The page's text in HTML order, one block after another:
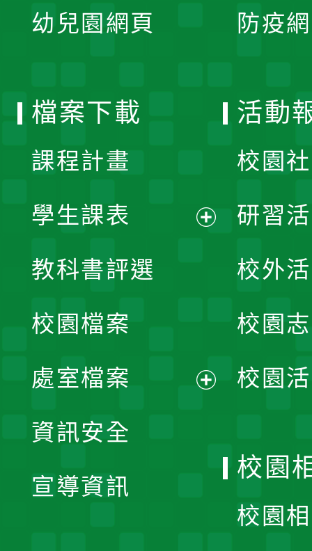
幼兒園網頁 防疫
檔案下載
課程計畫
學生課表
單
教科書評選
校園檔案
處室檔案
資訊安全
宣導資訊
活動
校園
研習
校外
校園
校園
校園
校園